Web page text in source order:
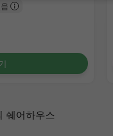
쉐어하우스